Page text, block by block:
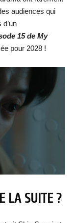
audiences qui
15 de My
pour 2028 !
LA SUITE ?